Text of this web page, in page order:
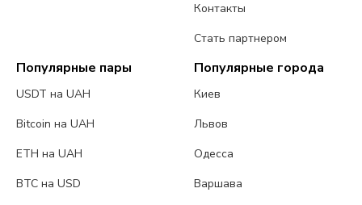
Контакты
Стать партнером
Популярные пары
USDT на UAH
Bitcoin на UAH
ETH на UAH
BTC на USD
Популярные города
Киев
Львов
Одесса
Варшава